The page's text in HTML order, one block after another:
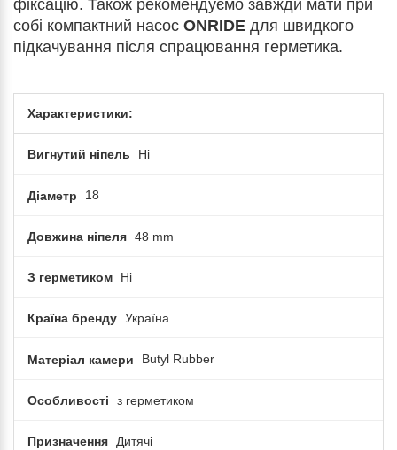
фіксацію. Також рекомендуємо завжди мати при
собі компактний насос ONRIDE для швидкого
підкачування після спрацювання герметика.
Характеристики:
Вигнутий ніпель Ні
Діаметр 18
Довжина ніпеля 48 mm
З герметиком Ні
Країна бренду Україна
Матеріал камери Butyl Rubber
Особливості з герметиком
Призначення Дитячі